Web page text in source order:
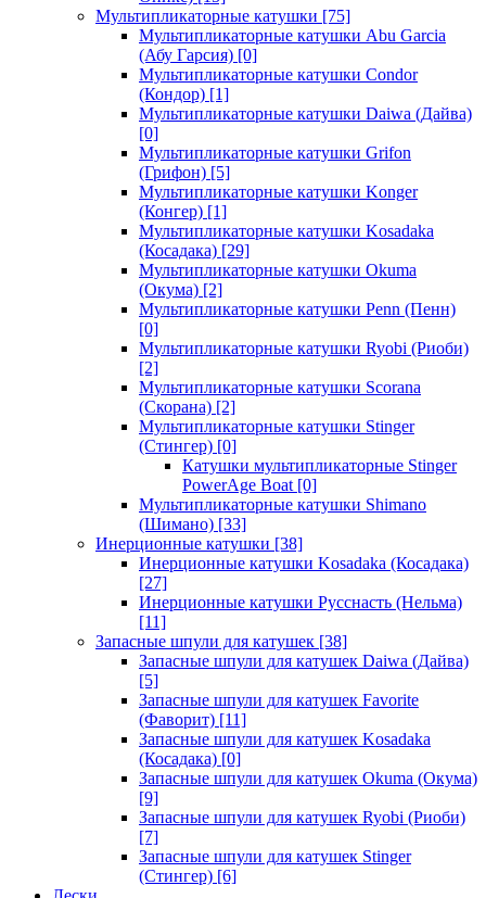
Мультипликаторные катушки [75]
Мультипликаторные катушки Abu Garcia
(Абу Гарсия) [0]
Мультипликаторные катушки Condor
(Кондор) [1]
Мультипликаторные катушки Daiwa (Дайва)
[0]
Мультипликаторные катушки Grifon
(Грифон) [5]
Мультипликаторные катушки Konger
(Конгер) [1]
Мультипликаторные катушки Kosadaka
(Косадака) [29]
Мультипликаторные катушки Okuma
(Окума) [2]
Мультипликаторные катушки Penn (Пенн)
[0]
Мультипликаторные катушки Ryobi (Риоби)
[2]
Мультипликаторные катушки Scorana
(Скорана) [2]
Мультипликаторные катушки Stinger
(Стингер) [0]
Катушки мультипликаторные Stinger
PowerAge Boat [0]
Мультипликаторные катушки Shimano
(Шимано) [33]
Инерционные катушки [38]
Инерционные катушки Kosadaka (Косадака)
[27]
Инерционные катушки Русснасть (Нельма)
[11]
Запасные шпули для катушек [38]
Запасные шпули для катушек Daiwa (Дайва)
[5]
Запасные шпули для катушек Favorite
(Фаворит) [11]
Запасные шпули для катушек Kosadaka
(Косадака) [0]
Запасные шпули для катушек Okuma (Окума)
[9]
Запасные шпули для катушек Ryobi (Риоби)
[7]
Запасные шпули для катушек Stinger
(Стингер) [6]